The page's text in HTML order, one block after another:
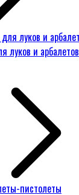
луков и арбалетов